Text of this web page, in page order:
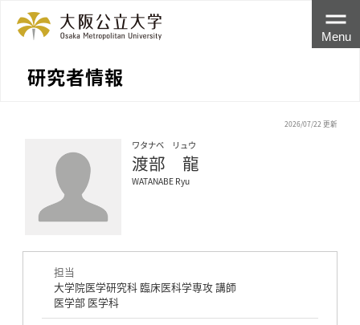
研究者情報
Menu
2026/07/22 更新
ワタナベ リュウ
渡部 龍
WATANABE Ryu
担当
大学院医学研究科 臨床医科学専攻 講師
医学部 医学科